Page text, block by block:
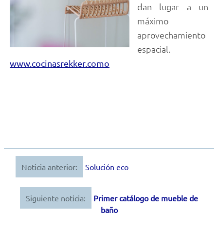
dan lugar a un
máximo
aprovechamiento
espacial.
www.cocinasrekker.como
Navegación
entradas
Noticia anterior: Solución eco
Siguiente noticia:
Primer catálogo de mueble de
baño